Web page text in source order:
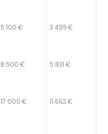
5 100 € 3 499 €
8 500 € 5 831 €
17 000 € 11 662 €